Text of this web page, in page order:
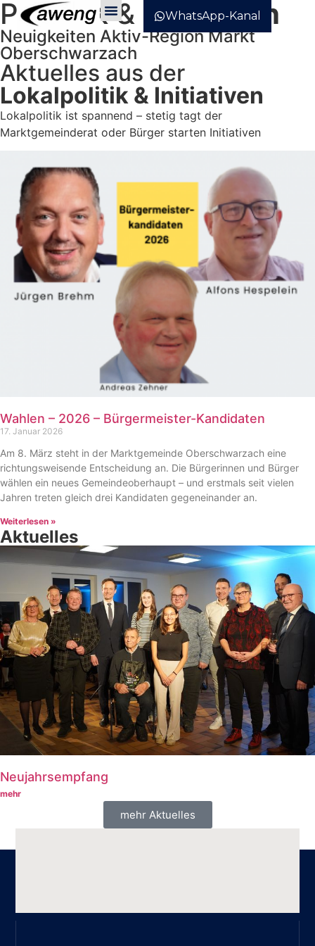
WhatsApp-Kanal
POLITIK & Initiativen
Neuigkeiten Aktiv-Region Markt
Oberschwarzach
Aktuelles aus der
Lokalpolitik & Initiativen
Lokalpolitik ist spannend – stetig tagt der
Marktgemeinderat oder Bürger starten Initiativen
Wahlen – 2026 – Bürgermeister-Kandidaten
17. Januar 2026
Am 8. März steht in der Marktgemeinde Oberschwarzach eine
richtungsweisende Entscheidung an. Die Bürgerinnen und Bürger
wählen ein neues Gemeindeoberhaupt – und erstmals seit vielen
Jahren treten gleich drei Kandidaten gegeneinander an.
Weiterlesen »
Aktuelles
Neujahrsempfang
mehr
mehr Aktuelles